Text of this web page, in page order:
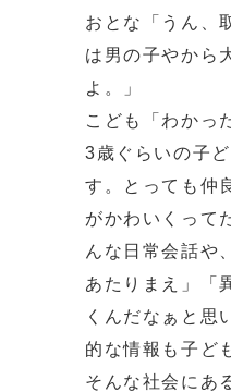
おとな「うん、
は男の子やから
よ。」
こども「わかっ
3歳ぐらいの子
す。とっても仲
がかわいくって
んな日常会話や
あたりまえ」「
くんだなぁと思
的な情報も子ど
そんな社会にあ